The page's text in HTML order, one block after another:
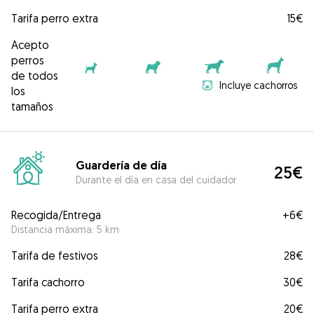
Tarifa perro extra
15€
Acepto
perros
de todos
los
tamaños
Incluye cachorros
Guardería de día
Durante el día en casa del cuidador 25€
Recogida/Entrega
Distancia máxima: 5 km
+6€
Tarifa de festivos
28€
Tarifa cachorro
30€
Tarifa perro extra
20€